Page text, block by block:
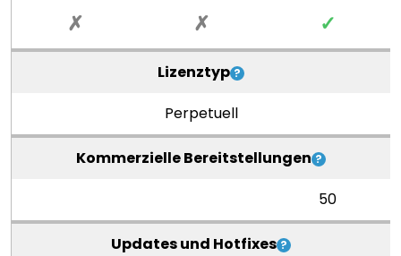
✗ ✗ ✓
Lizenztyp
Perpetuell
Kommerzielle Bereitstellungen
50
Updates und Hotfixes